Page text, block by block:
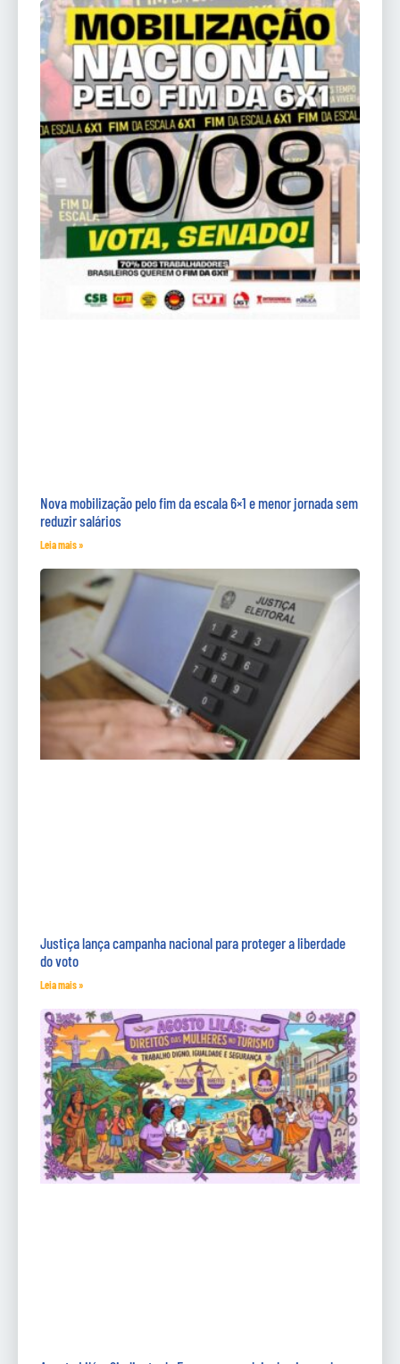
Nova mobilização pelo fim da escala 6×1 e menor jornada sem
reduzir salários
Leia mais »
Justiça lança campanha nacional para proteger a liberdade
do voto
Leia mais »